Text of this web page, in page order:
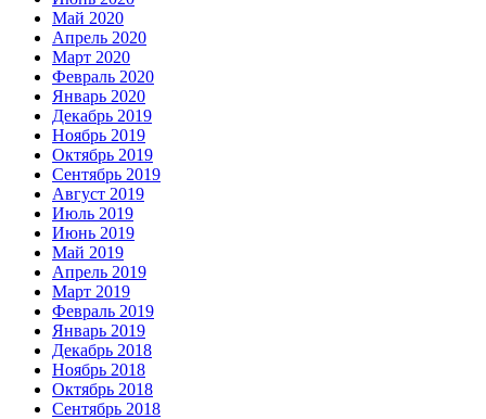
Май 2020
Апрель 2020
Март 2020
Февраль 2020
Январь 2020
Декабрь 2019
Ноябрь 2019
Октябрь 2019
Сентябрь 2019
Август 2019
Июль 2019
Июнь 2019
Май 2019
Апрель 2019
Март 2019
Февраль 2019
Январь 2019
Декабрь 2018
Ноябрь 2018
Октябрь 2018
Сентябрь 2018